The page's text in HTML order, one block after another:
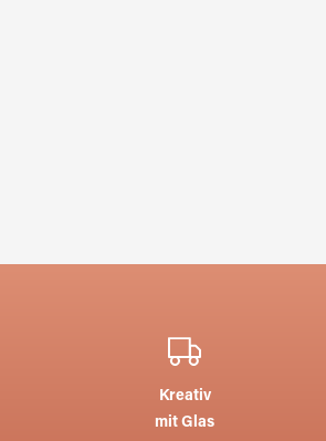
Kreativ
mit Glas